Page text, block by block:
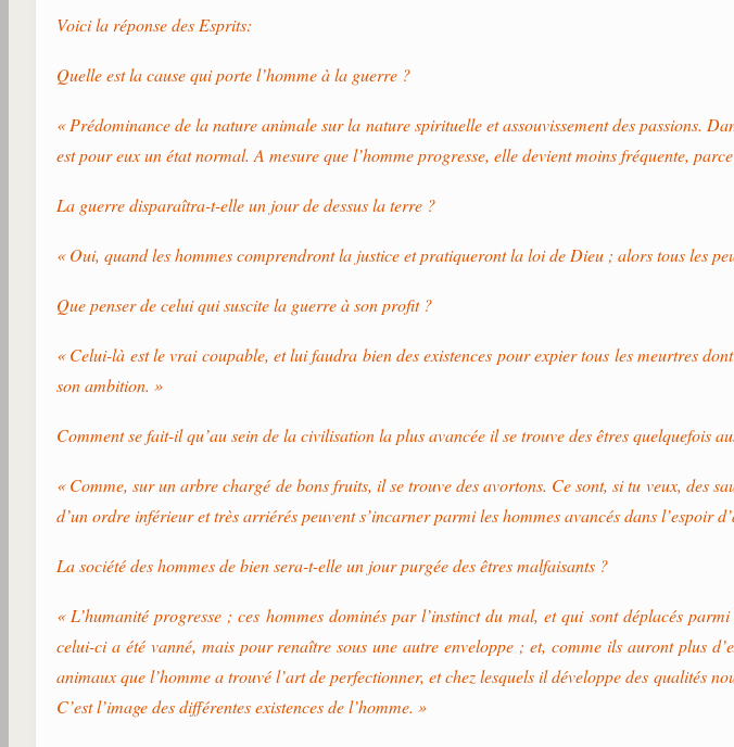
Voici la réponse des Esprits:
Quelle est la cause qui porte l’homme à la guerre ?
« Prédominance de la nature animale sur la nature spirituelle et assouvissement des passions.
est pour eux un état normal. A mesure que l’homme progresse, elle devient moins fréquente,
La guerre disparaîtra-t-elle un jour de dessus la terre ?
« Oui, quand les hommes comprendront la justice et pratiqueront la loi de Dieu ; alors tous les
Que penser de celui qui suscite la guerre à son profit ?
« Celui-là est le vrai coupable, et lui faudra bien des existences pour expier tous les meurtres
son ambition. »
Comment se fait-il qu’au sein de la civilisation la plus avancée il se trouve des êtres quelquefois
« Comme, sur un arbre chargé de bons fruits, il se trouve des avortons. Ce sont, si tu veux, des
d’un ordre inférieur et très arriérés peuvent s’incarner parmi les hommes avancés dans l’espoir
La société des hommes de bien sera-t-elle un jour purgée des êtres malfaisants ?
« L’humanité progresse ; ces hommes dominés par l’instinct du mal, et qui sont déplacés
celui-ci a été vanné, mais pour renaître sous une autre enveloppe ; et, comme ils auront plus
animaux que l’homme a trouvé l’art de perfectionner, et chez lesquels il développe des qualités
C’est l’image des différentes existences de l’homme. »